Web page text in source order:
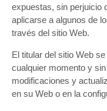
expuestas, sin perjuicio
aplicarse a algunos de
través del sitio Web.
El titular del sitio Web
cualquier momento y
modificaciones y
en su Web o en la